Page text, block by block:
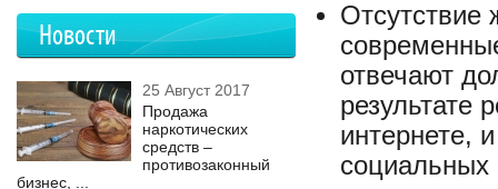
Новости
25 Август 2017
Продажа
наркотических
средств –
противозаконный
бизнес, ...
Отсутствие
отвечают
результате
интернете,
социальных